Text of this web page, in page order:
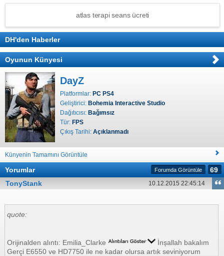
atlas terapi seans ücreti
DH'den Haberler
Oyunun Künyesi
DayZ
Platformlar: PC PS4
Geliştirici: Bohemia Interactive Studio
Dağıtıcısı: Bağımsız
Tür: FPS
Çıkış Tarihi: Açıklanmadı
Künyenin Tamamını Görüntüle
Yorumlar 69
Forumda Görüntüle
TonyStank 10.12.2015 22:45:14
quote:
Orijinalden alıntı: Emilia_Clarke
İnșallah bakalım
Gerçi E6550 ve HD7750 ile ne kadar olursa artık seviniyorum